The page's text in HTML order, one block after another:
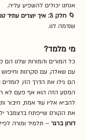
אנחנו יכולים להשפיע עליה.
🌀 חלק 3: איך יוצרים עתיד טוב יותר
שנדמה לנו.
מי מלמד?
כל המורים והמורות שלנו הם
עם שאלה, עם סקרנות
הם גילו את הדרך הזו,
המסע הזה הוא אף פעם לא
להביא אליו עוד אמת, חיבור
את הקורס שייפתח בדצמבר
דורון ברגר – תלמיד ומורה